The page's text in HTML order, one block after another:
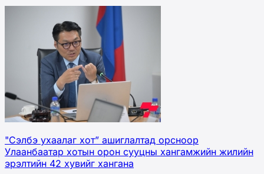
"Сэлбэ ухаалаг хот” ашиглалтад орсноор
Улаанбаатар хотын орон сууцны хангамжийн жилийн
эрэлтийн 42 хувийг хангана